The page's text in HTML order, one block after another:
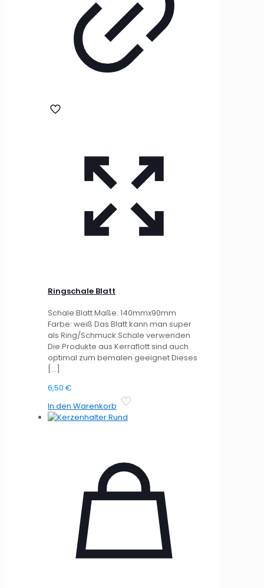
Ringschale Blatt
Schale Blatt Maße: 140mmx90mm
Farbe: weiß Das Blatt kann man super
als Ring/Schmuck Schale verwenden
Die Produkte aus Kerraflott sind auch
optimal zum bemalen geeignet Dieses
[…]
6,50 €
In den Warenkorb